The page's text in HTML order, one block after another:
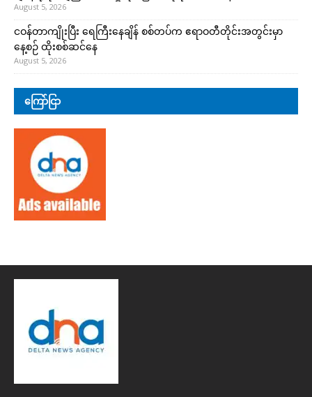
August 5, 2026
ငဝန်တာကျိုးပြီး ရေကြီးနေချိန် စစ်တပ်က ဧရာဝတီတိုင်းအတွင်းမှာ
နေ့စဉ် ထိုးစစ်ဆင်နေ
August 5, 2026
ကြော်ငြာ